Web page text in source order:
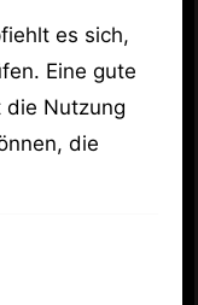
es sich,
Eine gute
die Nutzung
die